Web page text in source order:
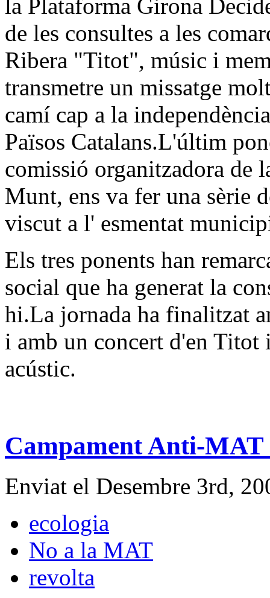
la Plataforma Girona
de les consultes a les
Ribera "Titot", músic i
transmetre un missatge
camí cap a la
Països Catalans.L'últim
comissió organitzadora de
Munt, ens va fer una sèrie
viscut a l' esmentat
Els tres ponents han
social que ha generat la
hi.La jornada ha finalitzat
i amb un concert d'en
acústic.
Campament Anti-MAT
Enviat el Desembre 3rd,
ecologia
No a la MAT
revolta